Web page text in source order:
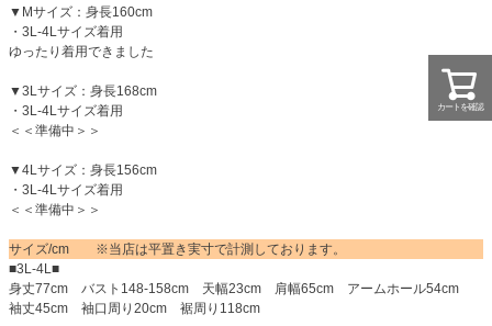
▼Mサイズ：身長160cm
・3L-4Lサイズ着用
ゆったり着用できました
▼3Lサイズ：身長168cm
・3L-4Lサイズ着用
＜＜準備中＞＞
▼4Lサイズ：身長156cm
・3L-4Lサイズ着用
＜＜準備中＞＞
サイズ/cm ※当店は平置き実寸で計測しております。
■3L-4L■
身丈77cm バスト148-158cm 天幅23cm 肩幅65cm アームホール54cm
袖丈45cm 袖口周り20cm 裾周り118cm
カートを確認